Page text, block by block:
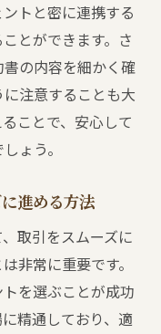
トと密に連携する
とができます。さ
の内容を細かく確
注意することも大
ことで、安心して
ょう。
進める方法
取引をスムーズに
非常に重要です。
を選ぶことが成功
精通しており、適